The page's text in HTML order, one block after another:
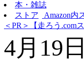
本・雑誌
ストア
Amazon内
＜PR＞【走ろう.com
4月19